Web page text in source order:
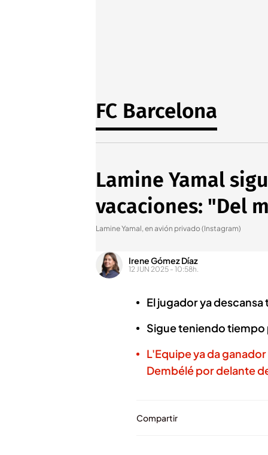
FC Barcelona
Lamine Yamal
vacaciones: "Del
Lamine Yamal, en avión privado (Instagram)
Irene Gómez Díaz
12 JUN 2025 - 10:58h.
El jugador ya
Sigue teniendo tiempo
L'Equipe ya da
Dembélé por delante
Compartir